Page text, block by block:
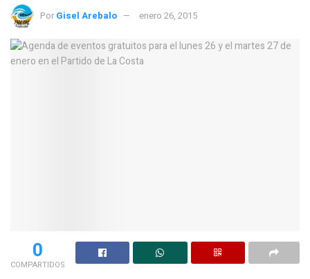
Por Gisel Arebalo enero 26, 2015
0
COMPARTIDOS